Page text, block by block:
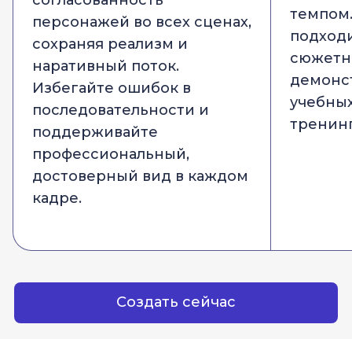
персонажей во всех сценах,
сохраняя реализм и
наративный поток.
Избегайте ошибок в
последовательности и
поддерживайте
профессиональный,
достоверный вид в каждом
кадре.
Создать сейчас